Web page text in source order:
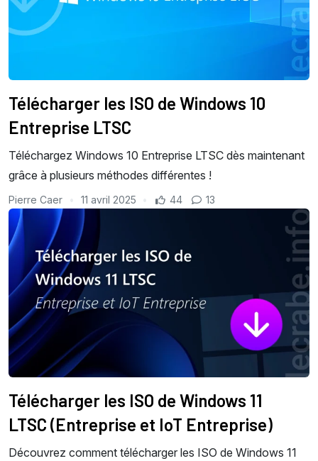
Télécharger les ISO de Windows 10
Entreprise LTSC
Téléchargez Windows 10 Entreprise LTSC dès maintenant
grâce à plusieurs méthodes différentes !
Pierre Caer 11 avril 2025 44 13
Télécharger les ISO de Windows 11
LTSC (Entreprise et IoT Entreprise)
Découvrez comment télécharger les ISO de Windows 11